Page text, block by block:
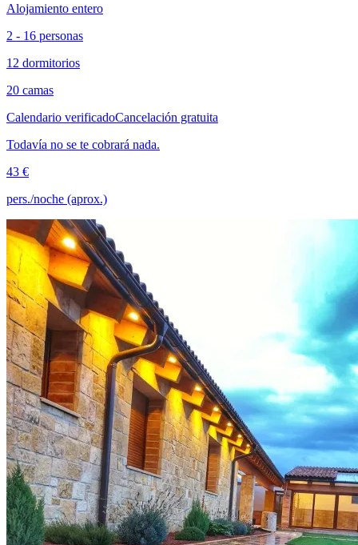
Alojamiento entero
2 - 16 personas
12 dormitorios
20 camas
Calendario verificadoCancelación gratuita
Todavía no se te cobrará nada.
43 €
pers./noche (aprox.)